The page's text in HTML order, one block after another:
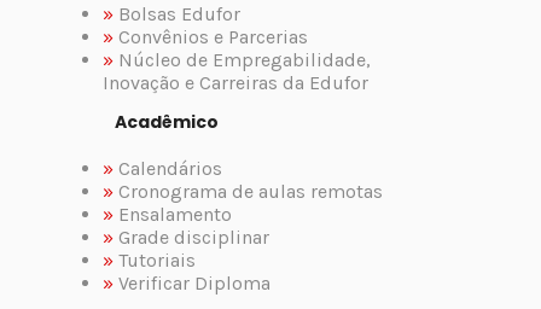
» Bolsas Edufor
» Convênios e Parcerias
» Núcleo de Empregabilidade,
Inovação e Carreiras da Edufor
Acadêmico
» Calendários
» Cronograma de aulas remotas
» Ensalamento
» Grade disciplinar
» Tutoriais
» Verificar Diploma